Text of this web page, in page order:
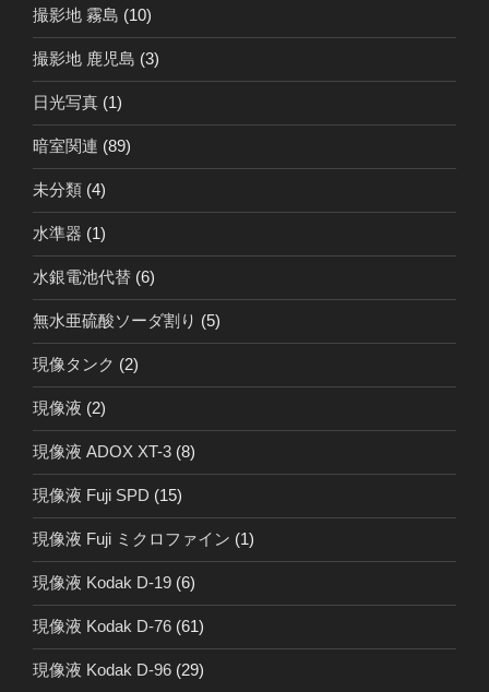
撮影地 霧島 (10)
撮影地 鹿児島 (3)
日光写真 (1)
暗室関連 (89)
未分類 (4)
水準器 (1)
水銀電池代替 (6)
無水亜硫酸ソーダ割り (5)
現像タンク (2)
現像液 (2)
現像液 ADOX XT-3 (8)
現像液 Fuji SPD (15)
現像液 Fuji ミクロファイン (1)
現像液 Kodak D-19 (6)
現像液 Kodak D-76 (61)
現像液 Kodak D-96 (29)